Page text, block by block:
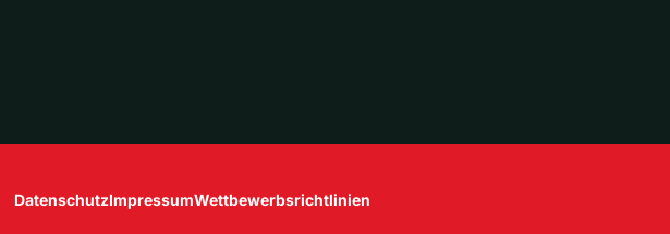
DatenschutzImpressumWettbewerbsrichtlinien